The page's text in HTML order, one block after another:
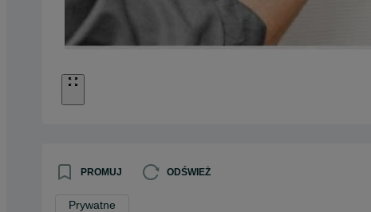
PROMUJ ODŚWIEŻ
Prywatne